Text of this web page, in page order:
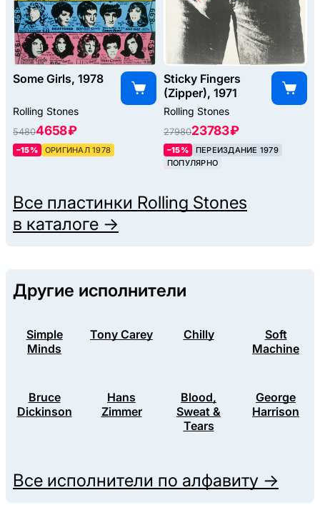
Some Girls, 1978
Rolling Stones
54804658 ₽
–15% ОРИГИНАЛ 1978
Sticky Fingers
(Zipper), 1971
Rolling Stones
2798023783 ₽
–15%
ПЕРЕИЗДАНИЕ 1979
ПОПУЛЯРНО
Все пластинки Rolling Stones
в каталоге →
Другие исполнители
Simple
Minds
Tony Carey Chilly
Soft
Machine
Bruce
Dickinson
Hans
Zimmer
Blood,
Sweat &
Tears
George
Harrison
Все исполнители по алфавиту →